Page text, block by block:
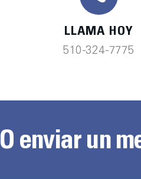
LLAMA HOY
510-324-7775
O enviar un